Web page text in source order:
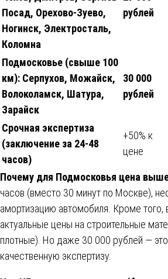
Посад, Орехово-Зуево,
Ногинск, Электросталь,
Коломна
рублей
Подмосковье (свыше 100
км): Серпухов, Можайск,
Волоколамск, Шатура,
Зарайск
30 000
рублей
Срочная экспертиза
(заключение за 24-48
часов)
+50% к
цене
Почему для Подмосковья цена
часов (вместо 30 минут по Москве),
амортизацию автомобиля. Кроме того,
актуальные цены на строительные
плотные). Но даже 30 000 рублей —
качественную экспертизу.